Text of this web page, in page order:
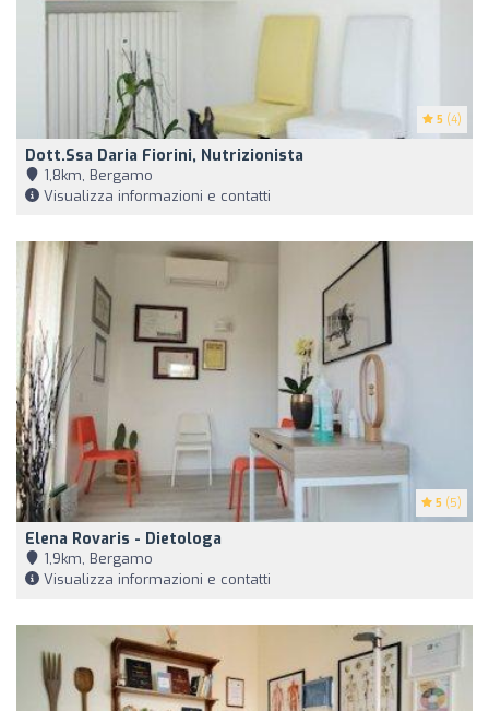
5 (4)
Dott.ssa Daria Fiorini, Nutrizionista
1,8km, Bergamo
Visualizza informazioni e contatti
5 (5)
Elena Rovaris - Dietologa
1,9km, Bergamo
Visualizza informazioni e contatti